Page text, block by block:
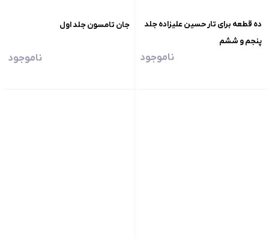
ده قطعه برای تار حسین علیزاده جلد
پنجم و ششم
ناموجود
جان تامسون جلد اول
ناموجود